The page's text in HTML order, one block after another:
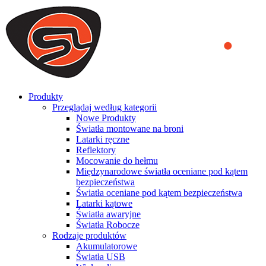
We use cookies to ensure that we provide you the best experience
on our website. By continuing to browse this website, you accept
that cookies are used to help us analyze how the website is used and
to offer you a better experience. To learn more or to find out how
you can disable cookies, you can access our
Produkty
Przeglądaj według kategorii
Nowe Produkty
Światła montowane na broni
Latarki ręczne
Reflektory
Mocowanie do hełmu
Międzynarodowe światła oceniane pod kątem
bezpieczeństwa
Światła oceniane pod kątem bezpieczeństwa
Latarki kątowe
Światła awaryjne
Światła Robocze
Rodzaje produktów
Akumulatorowe
Światła USB